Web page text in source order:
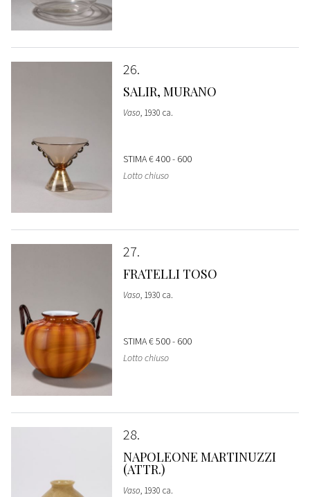
26
SALIR, MURANO
Vaso, 1930 ca.
STIMA€ 400 - 600
Lotto chiuso
27
FRATELLI TOSO
Vaso, 1930 ca.
STIMA€ 500 - 600
Lotto chiuso
28
NAPOLEONE MARTINUZZI
(ATTR.)
Vaso, 1930 ca.